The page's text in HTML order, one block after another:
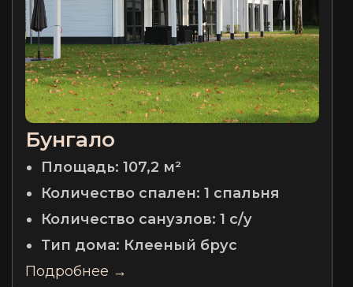
Бунгало
Площадь: 107,2 м²
Количество спален: 1 спальня
Количество санузлов: 1 с/у
Тип дома: Клееный брус
Подробнее →